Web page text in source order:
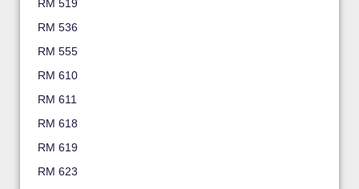
RM 519
RM 536
RM 555
RM 610
RM 611
RM 618
RM 619
RM 623